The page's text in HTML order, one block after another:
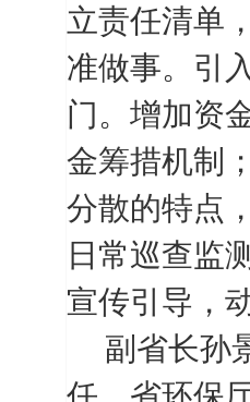
立责任清单
准做事。引
门。增加资
金筹措机制
分散的特点
日常巡查监
宣传引导，
副省长孙